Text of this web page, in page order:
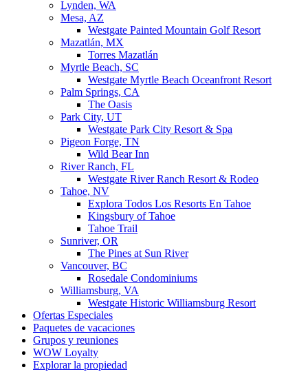
Lynden, WA
Mesa, AZ
Westgate Painted Mountain Golf Resort
Mazatlán, MX
Torres Mazatlán
Myrtle Beach, SC
Westgate Myrtle Beach Oceanfront Resort
Palm Springs, CA
The Oasis
Park City, UT
Westgate Park City Resort & Spa
Pigeon Forge, TN
Wild Bear Inn
River Ranch, FL
Westgate River Ranch Resort & Rodeo
Tahoe, NV
Explora Todos Los Resorts En Tahoe
Kingsbury of Tahoe
Tahoe Trail
Sunriver, OR
The Pines at Sun River
Vancouver, BC
Rosedale Condominiums
Williamsburg, VA
Westgate Historic Williamsburg Resort
Ofertas Especiales
Paquetes de vacaciones
Grupos y reuniones
WOW Loyalty
Explorar la propiedad